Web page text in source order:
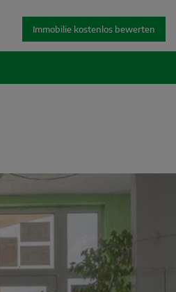
Immobilie kostenlos bewerten